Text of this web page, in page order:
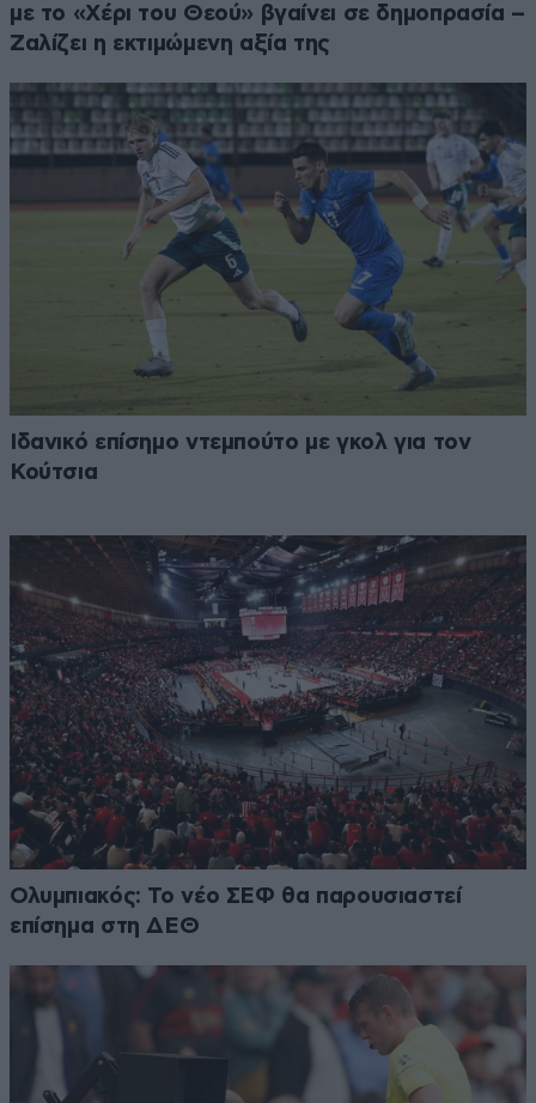
με το «Χέρι του Θεού» βγαίνει σε δημοπρασία –
Ζαλίζει η εκτιμώμενη αξία της
Ιδανικό επίσημο ντεμπούτο με γκολ για τον
Κούτσια
Ολυμπιακός: Το νέο ΣΕΦ θα παρουσιαστεί
επίσημα στη ΔΕΘ